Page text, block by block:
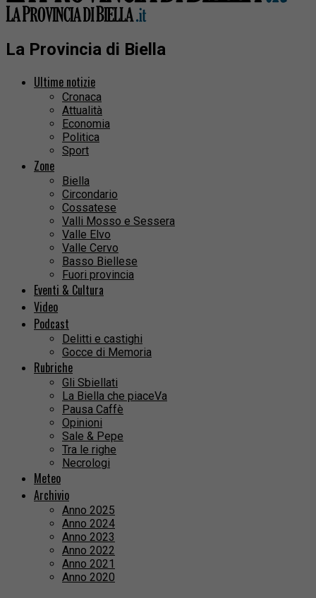
La Provincia di Biella
Ultime notizie
Cronaca
Attualità
Economia
Politica
Sport
Zone
Biella
Circondario
Cossatese
Valli Mosso e Sessera
Valle Elvo
Valle Cervo
Basso Biellese
Fuori provincia
Eventi & Cultura
Video
Podcast
Delitti e castighi
Gocce di Memoria
Rubriche
Gli Sbiellati
La Biella che piaceVa
Pausa Caffè
Opinioni
Sale & Pepe
Tra le righe
Necrologi
Meteo
Archivio
Anno 2025
Anno 2024
Anno 2023
Anno 2022
Anno 2021
Anno 2020